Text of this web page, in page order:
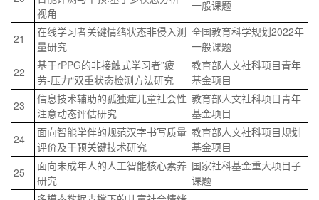
视角
一般课题
21
在线学习者关键情绪状态非侵入测
量研究
全国教育科学规划2022年
一般课题
22
基于rPPG的非接触式学习者”疲
劳-压力“双重状态检测方法研究
教育部人文社科项目青年
基金项目
23
信息技术辅助的孤独症儿童社会性
注意动态评估研究
教育部人文社科项目青年
基金项目
24
面向智能学伴的规范汉字书写质量
评价及干预关键技术研究
教育部人文社科项目规划
基金项目
25
面向未成年人的人工智能核心素养
研究
国家社科基金重大项目子
课题